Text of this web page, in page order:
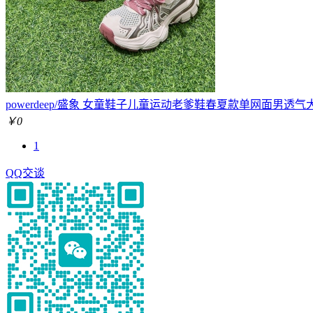
powerdeep/盛象 女童鞋子儿童运动老爹鞋春夏款单网面男透气
￥0
1
QQ交谈